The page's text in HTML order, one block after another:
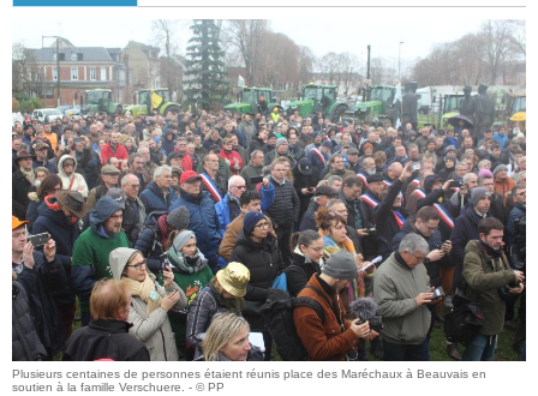
Plusieurs centaines de personnes étaient réunis place des Maréchaux à Beauvais en
soutien à la famille Verschuere. - © PP